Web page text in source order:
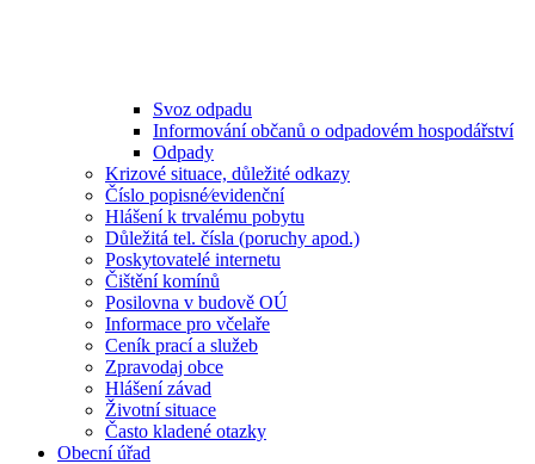
Svoz odpadu
Informování občanů o odpadovém hospodářství
Odpady
Krizové situace, důležité odkazy
Číslo popisné⁄evidenční
Hlášení k trvalému pobytu
Důležitá tel. čísla (poruchy apod.)
Poskytovatelé internetu
Čištění komínů
Posilovna v budově OÚ
Informace pro včelaře
Ceník prací a služeb
Zpravodaj obce
Hlášení závad
Životní situace
Často kladené otazky
Obecní úřad